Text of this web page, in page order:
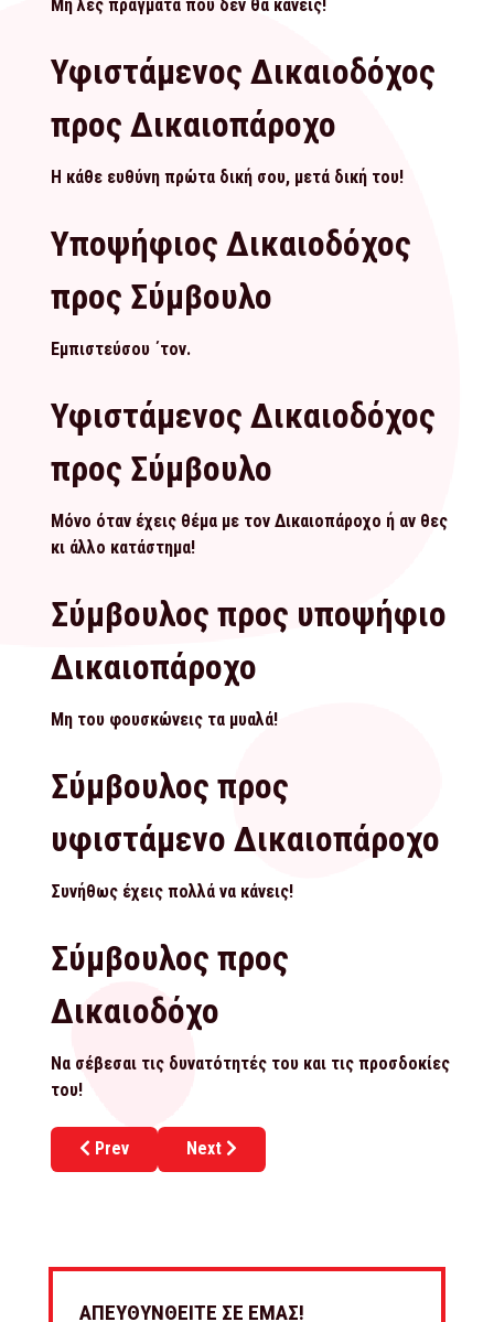
Μη λες πράγματα που δεν θα κάνεις!
Υφιστάμενος Δικαιοδόχος
προς Δικαιοπάροχο
Η κάθε ευθύνη πρώτα δική σου, μετά δική του!
Υποψήφιος Δικαιοδόχος
προς Σύμβουλο
Εμπιστεύσου ΄τον.
Υφιστάμενος Δικαιοδόχος
προς Σύμβουλο
Μόνο όταν έχεις θέμα με τον Δικαιοπάροχο ή αν θες
κι άλλο κατάστημα!
Σύμβουλος προς υποψήφιο
Δικαιοπάροχο
Μη του φουσκώνεις τα μυαλά!
Σύμβουλος προς
υφιστάμενο Δικαιοπάροχο
Συνήθως έχεις πολλά να κάνεις!
Σύμβουλος προς
Δικαιοδόχο
Να σέβεσαι τις δυνατότητές του και τις προσδοκίες
του!
Previous article: Ανακαλύψτε τις πέντε κορυφαίες
Prev Next article: Ο θάνατος του click away
Next
ΑΠΕΥΘΥΝΘΕΙΤΕ ΣΕ ΕΜΑΣ!